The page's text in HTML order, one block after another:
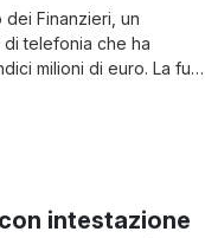
dei Finanzieri, un
telefonia che ha
milioni di euro. La fuga
della ditta
intestazione